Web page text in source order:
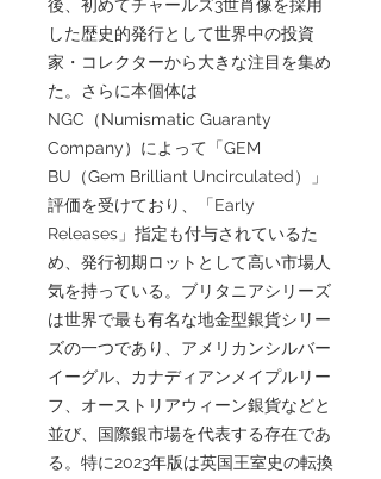
後、初めてチャールズ3世肖像を採用
した歴史的発行として世界中の投資
家・コレクターから大きな注目を集め
た。さらに本個体は
NGC（Numismatic Guaranty
Company）によって「GEM
BU（Gem Brilliant Uncirculated）」
評価を受けており、「Early
Releases」指定も付与されているた
め、発行初期ロットとして高い市場人
気を持っている。ブリタニアシリーズ
は世界で最も有名な地金型銀貨シリー
ズの一つであり、アメリカンシルバー
イーグル、カナディアンメイプルリー
フ、オーストリアウィーン銀貨などと
並び、国際銀市場を代表する存在であ
る。特に2023年版は英国王室史の転換